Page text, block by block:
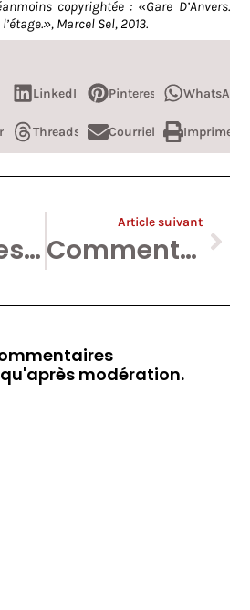
copyrightée : «Gare D’Anvers.
Marcel Sel, 2013.
LinkedIn Pinterest WhatsApp
Threads Courriel Imprimer
Les Belges victorieux aux Oscars ou Le Chauvinisme de la Frite
Article suivant
Comment la Belgique massacre ses très petites entreprises.
modération.